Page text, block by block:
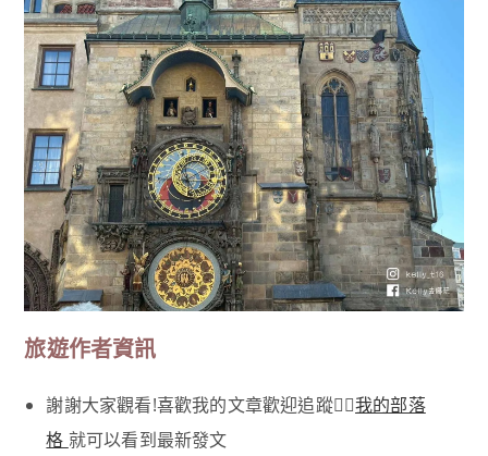
旅遊作者資訊
謝謝大家觀看!喜歡我的文章歡迎追蹤👉🏻我的部落
格 就可以看到最新發文